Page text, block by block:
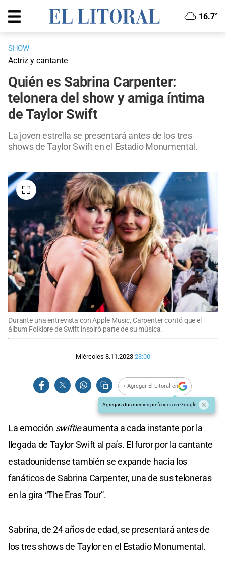
16.7°
SHOW
Actriz y cantante
Quién es Sabrina Carpenter:
telonera del show y amiga íntima
de Taylor Swift
La joven estrella se presentará antes de los tres
shows de Taylor Swift en el Estadio Monumental.
Durante una entrevista con Apple Music, Carpenter contó que el
álbum Folklore de Swift inspiró parte de su música.
Miércoles 8.11.2023 23:00
+ Agregar El Litoral en
Agregar a tus medios preferidos en Google
La emoción swiftieaumenta a cada instante por la
llegada de Taylor Swift al país. El furor por la cantante
estadounidense también se expande hacia los
fanáticos de Sabrina Carpenter, una de sus teloneras
en la gira “The Eras Tour”.
Sabrina, de 24 años de edad, se presentará antes de
los tres shows de Taylor en el Estadio Monumental.